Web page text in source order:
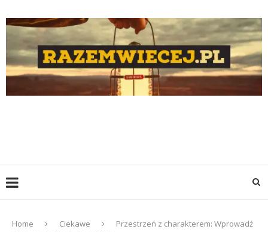
Home Ciekawe
Przestrzeń z charakterem: Wprowadź